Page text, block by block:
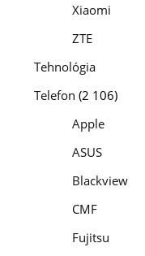
Xiaomi
ZTE
Tehnológia
Telefon (2 106)
Apple
ASUS
Blackview
CMF
Fujitsu